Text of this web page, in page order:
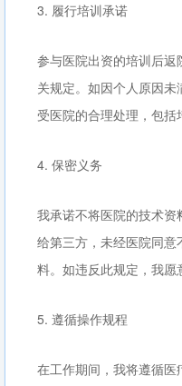
3. 履行培训承诺
参与医院出资的培训后
关规定。如因个人原因
受医院的合理处理，包括
4. 保密义务
我承诺不将医院的技术
给第三方，未经医院同
料。如违反此规定，我愿
5. 遵循操作规程
在工作期间，我将遵循